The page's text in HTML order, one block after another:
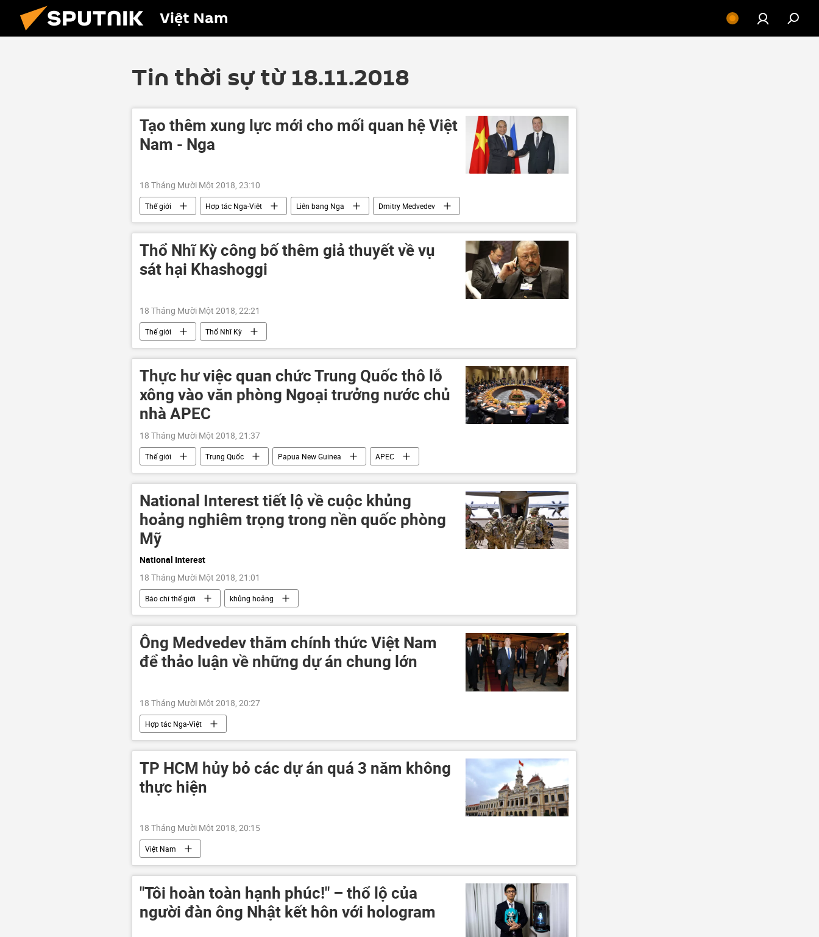
Việt Nam
Tin thời sự từ 18.11.2018
Tạo thêm xung lực mới cho mối quan hệ Việt
Nam - Nga
18 Tháng Mười Một 2018, 23:10
Thế giới Hợp tác Nga-Việt Liên bang Nga Dmitry Medvedev
Thổ Nhĩ Kỳ công bố thêm giả thuyết về vụ
sát hại Khashoggi
18 Tháng Mười Một 2018, 22:21
Thế giới Thổ Nhĩ Kỳ
Thực hư việc quan chức Trung Quốc thô lỗ
xông vào văn phòng Ngoại trưởng nước chủ
nhà APEC
18 Tháng Mười Một 2018, 21:37
Thế giới Trung Quốc Papua New Guinea APEC
National Interest tiết lộ về cuộc khủng
hoảng nghiêm trọng trong nền quốc phòng
Mỹ
National Interest
18 Tháng Mười Một 2018, 21:01
Báo chí thế giới khủng hoảng
Ông Medvedev thăm chính thức Việt Nam
để thảo luận về những dự án chung lớn
18 Tháng Mười Một 2018, 20:27
Hợp tác Nga-Việt
Chuyến thăm Việt Nam chính thức của Thủ tướng Liên bang Nga Dmitry Medvedev
Liên bang Nga
Dmitry Medvedev
TP HCM hủy bỏ các dự án quá 3 năm không
thực hiện
18 Tháng Mười Một 2018, 20:15
Việt Nam
"Tôi hoàn toàn hạnh phúc!" – thổ lộ của
người đàn ông Nhật kết hôn với hologram